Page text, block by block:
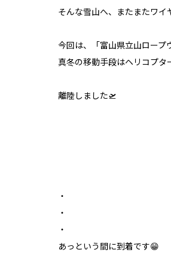
そんな雪山へ、またまたワ
今回は、「富山県立山ロープ
真冬の移動手段はヘリコプタ
離陸しました🛫
・
・
・
あっという間に到着です😁